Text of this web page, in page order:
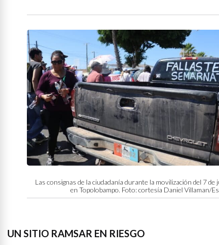
Las consignas de la ciudadanía durante la movilización del 7 de
en Topolobampo. Foto: cortesía Daniel Villaman/
UN SITIO RAMSAR EN RIESGO